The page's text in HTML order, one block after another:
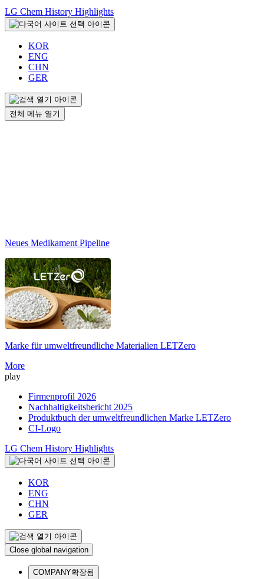
LG Chem History Highlights
KOR
ENG
CHN
GER
전체 메뉴 열기
Neues Medikament Pipeline
Marke für umweltfreundliche Materialien LETZero
More
play
Firmenprofil 2026
Nachhaltigkeitsbericht 2025
Produktbuch der umweltfreundlichen Marke LETZero
CI-Logo
LG Chem History Highlights
KOR
ENG
CHN
GER
Close global navigation
COMPANY확장됨